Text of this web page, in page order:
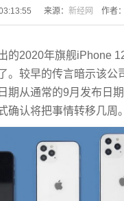
来源： 新经网 作者
的2020年旗舰iPhone
。较早的传言暗示该公
期从通常的9月发布日
确认将把事情转移几周。